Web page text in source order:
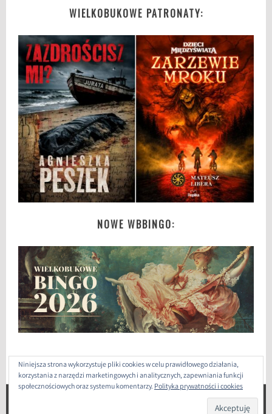
WIELKOBUKOWE PATRONATY:
NOWE WBBINGO:
THEME: SELA
Niniejsza strona wykorzystuje pliki cookies w celu prawidłowego działania,
korzystania z narzędzi marketingowych i analitycznych, zapewniania funkcji
społecznościowych oraz systemu komentarzy.Polityka prywatności i cookies